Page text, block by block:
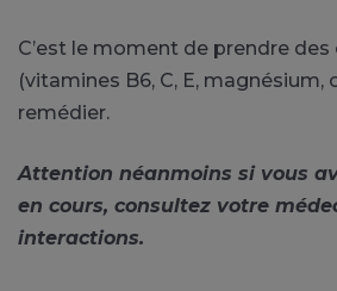
C’est le moment de prendre
(vitamines B6, C, E, magnésium,
remédier.
Attention néanmoins si vous
en cours, consultez votre
interactions.